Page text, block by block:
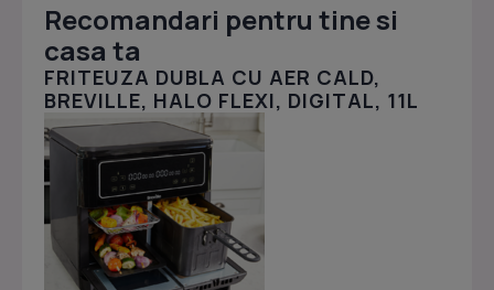
Recomandari pentru tine si
casa ta
FRITEUZA DUBLA CU AER CALD,
BREVILLE, HALO FLEXI, DIGITAL, 11L